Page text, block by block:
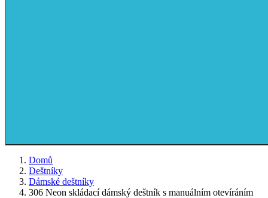
Domů
Deštníky
Dámské deštníky
306 Neon skládací dámský deštník s manuálním otevíráním